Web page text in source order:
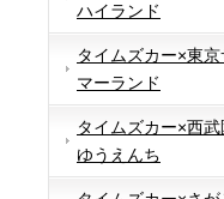
ハイランド
タイムズカー×東京
マーランド
タイムズカー×西武
ゆうえんち